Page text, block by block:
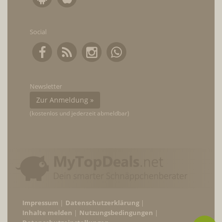
Social
Newsletter
Zur Anmeldung »
(kostenlos und jederzeit abmeldbar)
Impressum
Datenschutzerklärung
Inhalte melden
Nutzungsbedingungen